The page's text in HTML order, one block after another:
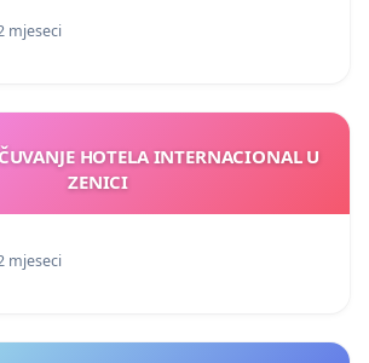
mjeseci
HOTELA INTERNACIONAL U
ZENICI
mjeseci